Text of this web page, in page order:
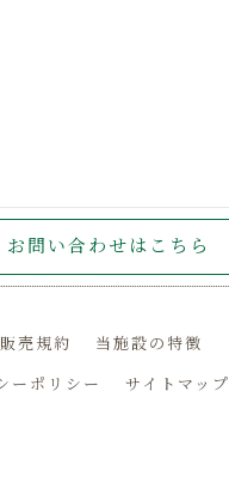
お問い合わせはこちら
売規約
当施設の特徴
ーポリシー サイトマップ